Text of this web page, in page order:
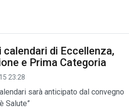
calendari di Eccellenza,
e Prima Categoria
23:28
sarà anticipato dal convegno
Salute”